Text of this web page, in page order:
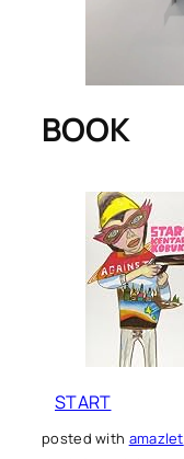
BOOK
START
posted with amazlet